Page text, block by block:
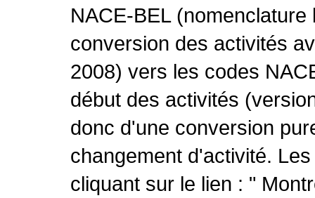
NACE-BEL
conversion des activités
2008) vers les codes
début des activités
donc d'une conversion
changement d'activité.
cliquant sur le lien : "